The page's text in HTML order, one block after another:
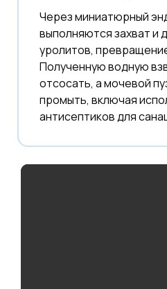
Через миниатюрный
выполняются захват и
уролитов,
Полученную водную
отсосать, а мочевой
промыть, включая
антисептиков для